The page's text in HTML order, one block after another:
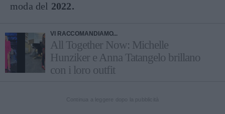
moda del 2022.
VI RACCOMANDIAMO...
All Together Now: Michelle
Hunziker e Anna Tatangelo brillano
con i loro outfit